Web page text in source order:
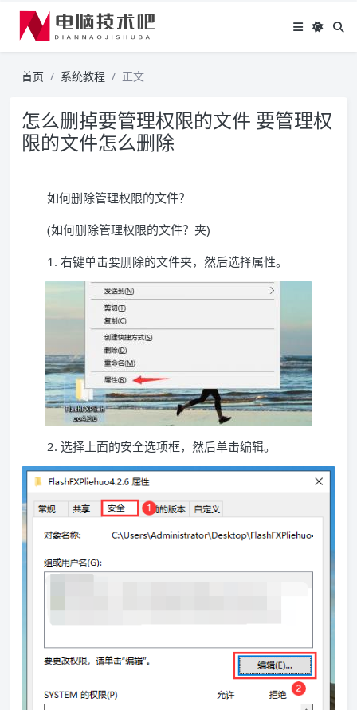
首页 系统教程 正文
怎么删掉要管理权限的文件 要管理权
限的文件怎么删除
如何删除管理权限的文件？
(如何删除管理权限的文件？夹)
1. 右键单击要删除的文件夹，然后选择属性。
2. 选择上面的安全选项框，然后单击编辑。